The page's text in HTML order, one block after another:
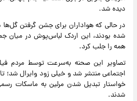
دیده شد.
در حالی که هواداران برای جشن گرفتن گل‌ها
شده بودند، این اردک لباس‌پوش در میان
همه را جلب کرد.
تصاویر این صحنه به‌سرعت توسط مردم
اجتماعی منتشر شد و خیلی زود وایرال شد؛
خواستار تبدیل شدن مرلین به ماسکات
شدند.